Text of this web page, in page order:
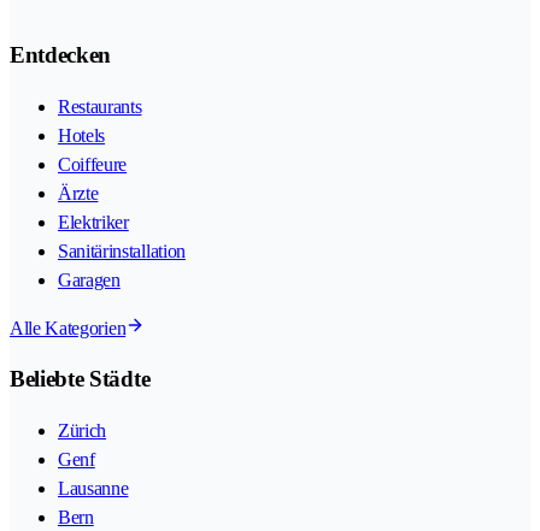
Entdecken
Restaurants
Hotels
Coiffeure
Ärzte
Elektriker
Sanitärinstallation
Garagen
Alle Kategorien
Beliebte Städte
Zürich
Genf
Lausanne
Bern